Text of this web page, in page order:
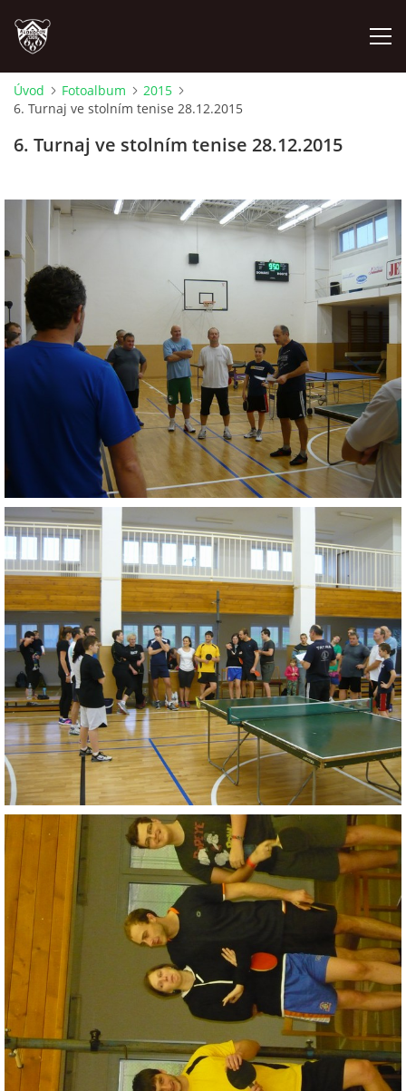
ÚVOD
PROBĚHLÉ AKCE
NOVINKY
FOTOALBUM
VIDEA
INTERNÍ SEKCE
KONTAKTY
© 2026 eStránky.cz
Úvod Fotoalbum
2015
6. Turnaj ve stolním tenise 28.12.2015
6. Turnaj ve stolním tenise 28.12.2015